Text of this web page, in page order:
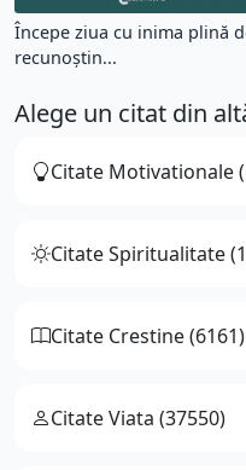
Începe ziua cu inima plină
recunoștin...
Alege un citat din
Citate Motivationale
Citate Spiritualitate
Citate Crestine (6161)
Citate Viata (37550)